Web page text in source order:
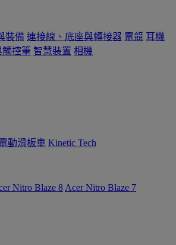
裝備 連接線、底座與轉接器 電競 耳機
觸控筆 智慧裝置 相機
動滑板車 Kinetic Tech
Nitro Blaze 8 Acer Nitro Blaze 7